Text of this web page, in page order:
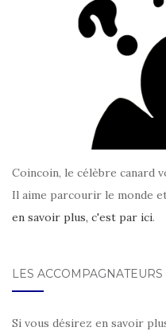
Coincoin, le célèbre canard
Il aime parcourir le monde
en savoir plus, c'est par ici.
LES
Si vous désirez en savoir